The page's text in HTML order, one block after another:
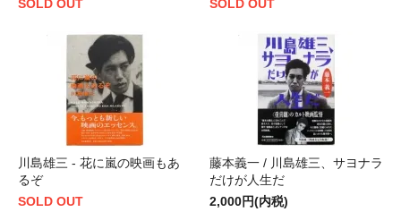
SOLD OUT
SOLD OUT
川島雄三 - 花に嵐の映画もあ
るぞ
SOLD OUT
藤本義一 / 川島雄三、サヨナラ
だけが人生だ
2,000円(内税)